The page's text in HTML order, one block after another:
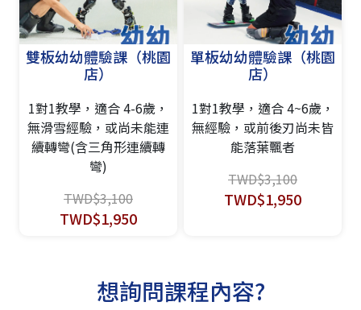
雙板幼幼體驗課（桃園
店）
1對1教學，適合 4-6歲，
無滑雪經驗，或尚未能連
續轉彎(含三角形連續轉
彎)
TWD$3,100
TWD$1,950
單板幼幼體驗課（桃園
店）
1對1教學，適合 4~6歲，
無經驗，或前後刃尚未皆
能落葉飄者
TWD$3,100
TWD$1,950
想詢問課程內容?